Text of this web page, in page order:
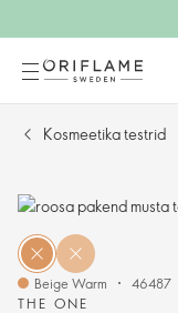
Kosmeetika testrid
THE ONE
Beige Warm 46487